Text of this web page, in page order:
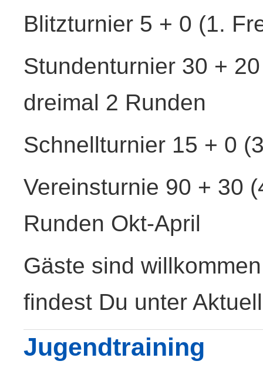
Blitzturnier 5 + 0 (1.
Stundenturnier 30 +
dreimal 2 Runden
Schnellturnier 15 + 0
Vereinsturnie 90 + 30
Runden Okt-April
Gäste sind
findest Du unter
Jugendtraining